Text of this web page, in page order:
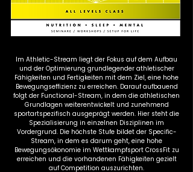
Im Athletic-Stream liegt der Fokus auf dem Aufbau
und der Optimierung grundlegender athletischer
Fähigkeiten und Fertigkeiten mit dem Ziel, eine hohe
Bewegungseffizienz zu erreichen. Darauf aufbauend
folgt der Functional-Stream, in dem die athletischen
Grundlagen weiterentwickelt und zunehmend
sportartspezifisch ausgeprägt werden. Hier steht die
Spezialisierung in einzelnen Disziplinen im
Vordergrund. Die höchste Stufe bildet der Specific-
Stream, in dem es darum geht, eine hohe
Bewegungsökonomie im Wettkampfsport CrossFit zu
erreichen und die vorhandenen Fähigkeiten gezielt
auf Competition auszurichten.